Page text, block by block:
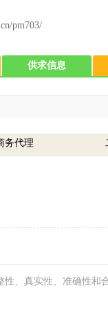
pm703/
供求信息
务代理
、真实性、准确性和